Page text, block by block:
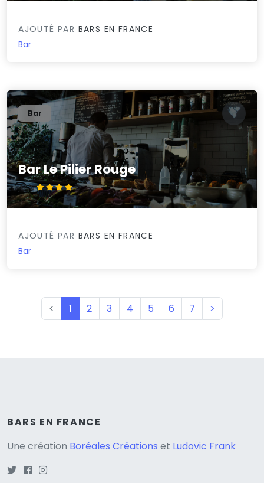
AJOUTÉ PAR BARS EN FRANCE
Bar
Bar Le Pilier Rouge
4.4/5
Bar
AJOUTÉ PAR BARS EN FRANCE
Bar
< 1 (current)
2 3 4 5 6 7 >
BARS EN FRANCE
Une création Boréales Créations et Ludovic Frank